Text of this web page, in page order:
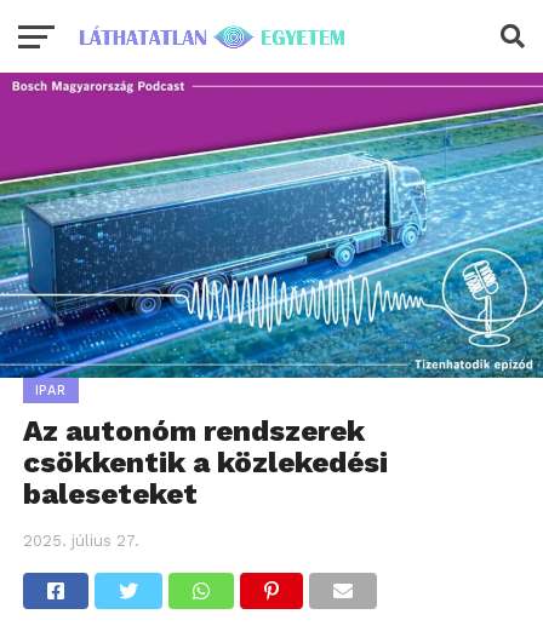
IPAR
Az autonóm rendszerek
csökkentik a közlekedési
baleseteket
2025. július 27.